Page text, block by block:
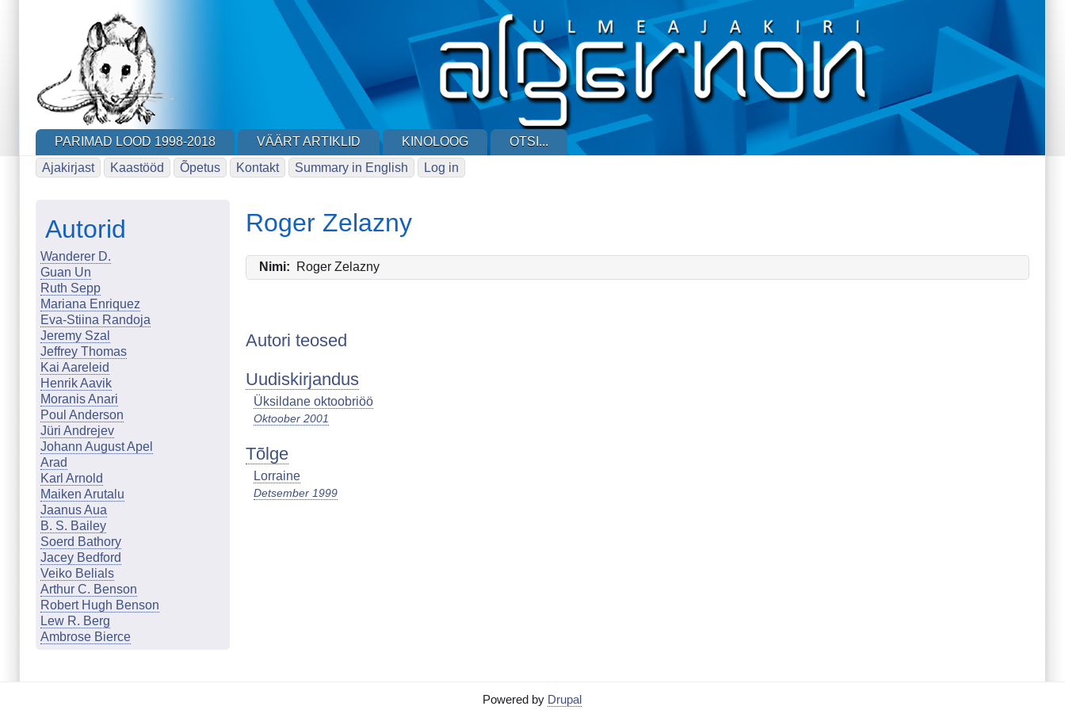
PARIMAD LOOD 1998-2018 VÄÄRT ARTIKLID KINOLOOG
OTSI...
Ajakirjast
Kaastööd Õpetus Kontakt Summary in English Log in
Autorid
Wanderer D.
Guan Un
Ruth Sepp
Mariana Enriquez
Eva-Stiina Randoja
Jeremy Szal
Jeffrey Thomas
Kai Aareleid
Henrik Aavik
Moranis Anari
Poul Anderson
Jüri Andrejev
Johann August Apel
Arad
Karl Arnold
Maiken Arutalu
Jaanus Aua
B. S. Bailey
Soerd Bathory
Jacey Bedford
Veiko Belials
Arthur C. Benson
Robert Hugh Benson
Lew R. Berg
Ambrose Bierce
Roger Zelazny
Nimi Roger Zelazny
Autori teosed
Uudiskirjandus
Üksildane oktoobriöö
Oktoober 2001
Tõlge
Lorraine
Detsember 1999
Powered by Drupal